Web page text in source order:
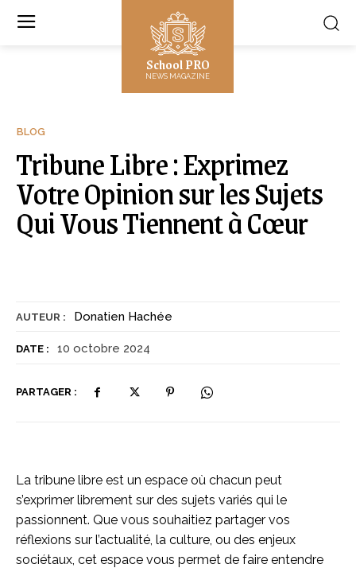
School PRO
NEWS MAGAZINE
AUTEUR : Donatien Hachée
DATE : 10 octobre 2024
PARTAGER :
BLOG
Tribune Libre : Exprimez
Votre Opinion sur les Sujets
Qui Vous Tiennent à Cœur
La tribune libre est un espace où chacun peut
s’exprimer librement sur des sujets variés qui le
passionnent. Que vous souhaitiez partager vos
réflexions sur l’actualité, la culture, ou des enjeux
sociétaux, cet espace vous permet de faire entendre